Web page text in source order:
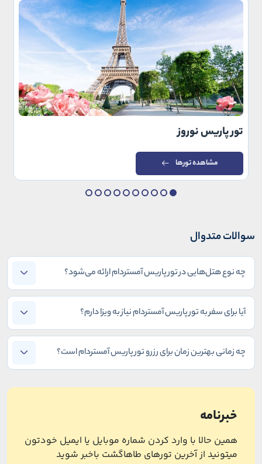
تور پاریس نوروز
مشاهده تورها
سوالات متدوال
چه نوع هتل‌هایی در تور پاریس آمستردام ارائه می‌شود؟
آیا برای سفر به تور پاریس آمستردام نیاز به ویزا دارم؟
چه زمانی بهترین زمان برای رزرو تور پاریس آمستردام است؟
خبرنامه
همین حالا با وارد کردن شماره موبایل یا ایمیل خودتون
میتونید از آخرین تورهای طاهاگشت باخبر شوید